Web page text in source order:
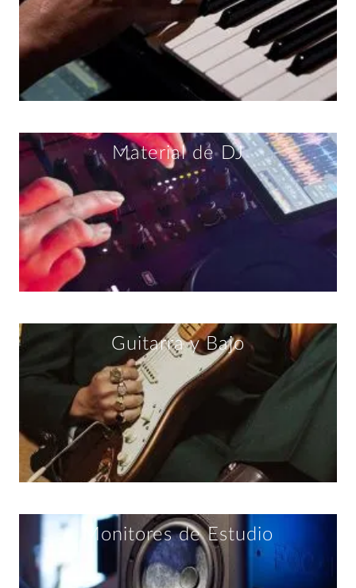
Material de DJ
Guitarra y Bajo
Monitores de Estudio